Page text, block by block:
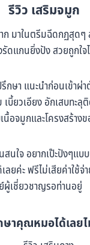
รีวิว เสริมจมูก
มาในตรีมฉีดกฏสุดๆ
ดแกนยิ่งปัง สวยถูกใจ
กษา แนะนำก่อนเข้าผ่
เบี้ยวเอียง อักเสบทะลุ
อจมูกและโครงสร้าง
นใจ อยากเป๊ะปังๆแบ
ยค่ะ ฟรีไม่เสียค่าใช้จ่
ผู้เชี่ยวชาญรอท่านอยู่
าคุณหมอได้เลยไ